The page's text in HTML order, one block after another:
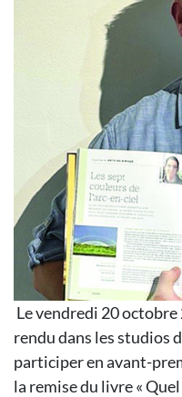
Le vendredi 20 octobre
rendu dans les studios
participer en avant-
la remise du livre « Quel